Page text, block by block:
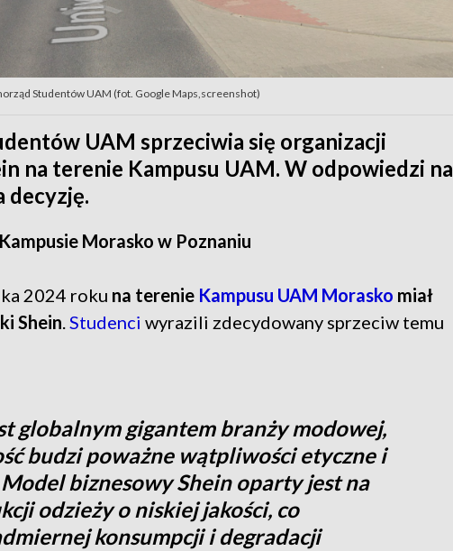
Studentów UAM (fot. Google Maps,screenshot)
UAM sprzeciwia się organizacji
na terenie Kampusu UAM. W odpowiedzi na
decyzję.
Morasko w Poznaniu
2024 roku na terenie Kampusu UAM Morasko miał
Shein.Studenci wyrazili zdecydowany sprzeciw temu
globalnym gigantem branży modowej,
budzi poważne wątpliwości etyczne i
biznesowy Shein oparty jest na
odzieży o niskiej jakości, co
konsumpcji i degradacji